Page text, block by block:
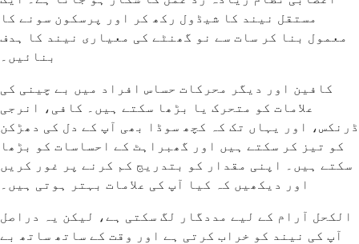
مستقل نیند کا شیڈول رکھ کر اور پرسکون سونے کا
معمول بنا کر سات سے نو گھنٹے کی معیاری نیند کا ہدف
بنائیں۔
کافین اور دیگر محرکات حساس افراد میں بے چینی کی
علامات کو متحرک یا بڑھا سکتے ہیں۔ کافی، انرجی
ڈرنکس، اور یہاں تک کہ کچھ سوڈا بھی آپ کے دل کی دھڑکن
کو تیز کر سکتے ہیں اور گھبراہٹ کے احساسات کو بڑھا
سکتے ہیں۔ اپنی مقدار کو بتدریج کم کرنے پر غور کریں
اور دیکھیں کہ کیا آپ کی علامات بہتر ہوتی ہیں۔
الکحل آرام کے لیے مددگار لگ سکتی ہے، لیکن یہ دراصل
آپ کی نیند کو خراب کرتی ہے اور وقت کے ساتھ ساتھ بے